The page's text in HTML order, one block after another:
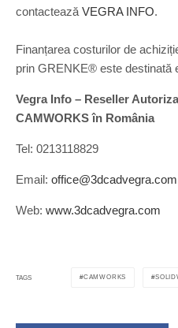
contactează VEGRA INFO.
Finanțarea costurilor de
prin GRENKE® este destinată
Vegra Info – Reseller
CAMWORKS în România
Tel: 0213118829
Email: office@3dcadvegra.com
Web: www.3dcadvegra.com
TAGS CAMWORKS